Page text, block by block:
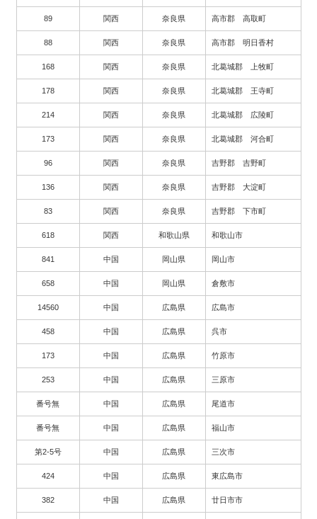
89 関西 奈良県 高市郡 高取町
88 関西 奈良県 高市郡 明日香村
168 関西 奈良県 北葛城郡 上牧町
178 関西 奈良県 北葛城郡 王寺町
214 関西 奈良県 北葛城郡 広陵町
173 関西 奈良県 北葛城郡 河合町
96 関西 奈良県 吉野郡 吉野町
136 関西 奈良県 吉野郡 大淀町
83 関西 奈良県 吉野郡 下市町
618 関西 和歌山県 和歌山市
841 中国 岡山県 岡山市
658 中国 岡山県 倉敷市
14560 中国 広島県 広島市
458 中国 広島県 呉市
173 中国 広島県 竹原市
253 中国 広島県 三原市
番号無 中国 広島県 尾道市
番号無 中国 広島県 福山市
第2-5号 中国 広島県 三次市
424 中国 広島県 東広島市
382 中国 広島県 廿日市市